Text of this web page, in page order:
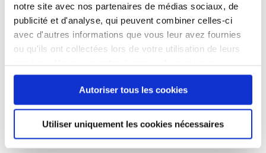
notre site avec nos partenaires de médias sociaux, de
publicité et d'analyse, qui peuvent combiner celles-ci
avec d'autres informations que vous leur avez fournies
ou qu'ils ont collectées lors de votre utilisation de leurs
continuez à utiliser notre site Web.
Autoriser tous les cookies
Utiliser uniquement les cookies nécessaires
Processus
de
recrutement